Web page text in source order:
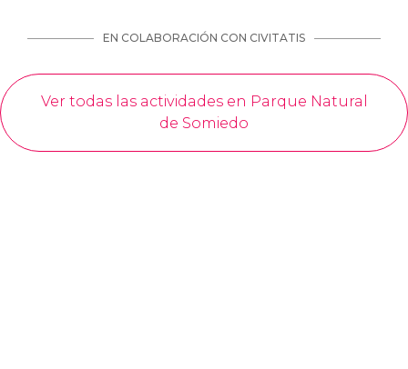
EN COLABORACIÓN CON CIVITATIS
Ver todas las actividades en Parque Natural
de Somiedo